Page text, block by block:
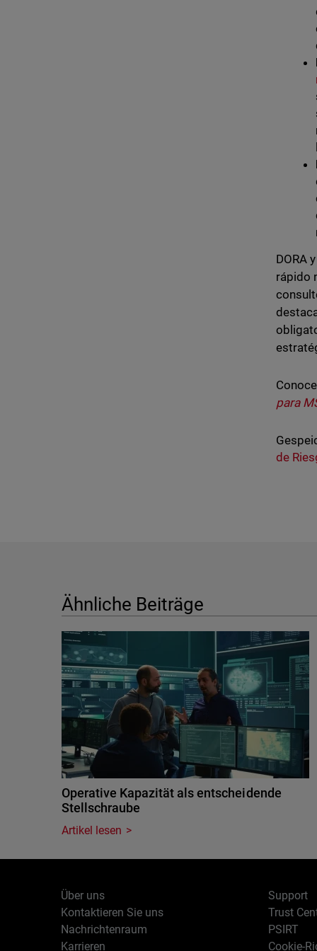
DORA
rápido
para
de
Ähnliche Beiträge
Operative Kapazität als entscheidende
Stellschraube
Artikel lesen
Über uns
Kontaktieren Sie uns
Nachrichtenraum
Karrieren
Support
Trust
PSIRT
Cookie-